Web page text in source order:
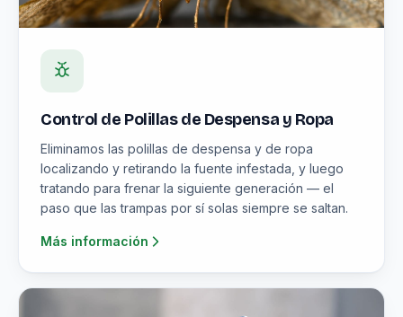
Control de Polillas de Despensa y Ropa
Eliminamos las polillas de despensa y de ropa
localizando y retirando la fuente infestada, y luego
tratando para frenar la siguiente generación — el
paso que las trampas por sí solas siempre se saltan.
Más información